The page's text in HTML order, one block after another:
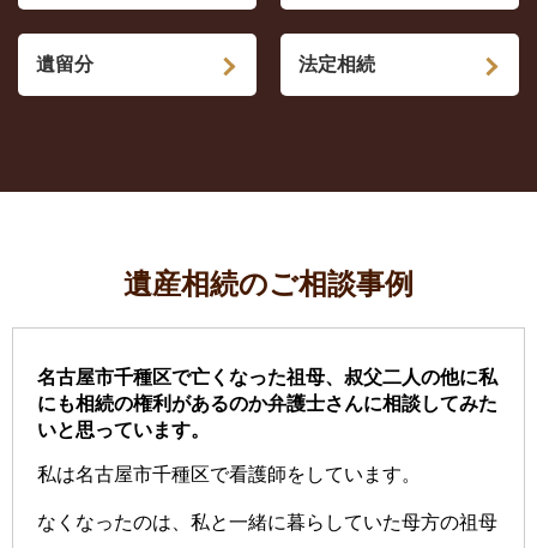
遺留分 法定相続
遺産相続のご相談事例
名古屋市千種区で亡くなった祖母、叔父二人の他に私
にも相続の権利があるのか弁護士さんに相談してみた
いと思っています。
私は名古屋市千種区で看護師をしています。
なくなったのは、私と一緒に暮らしていた母方の祖母